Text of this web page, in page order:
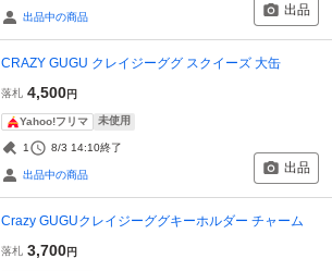
出品中の商品 出品
CRAZY GUGU クレイジーググ スクイーズ 大缶
落札 4,500円
Yahoo!フリマ 未使用
1 8/3 14:10終了
出品中の商品 出品
Crazy GUGUクレイジーググキーホルダー チャーム
落札 3,700円